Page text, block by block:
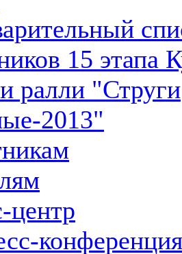
15 этапа
ралли "Струги
2013"
центр